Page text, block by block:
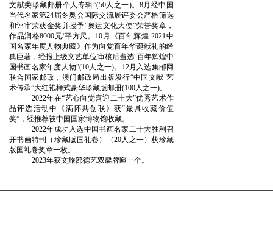
文献类珍藏邮册个人专辑”(50人之一)。8月经中国
当代名家第24届冬奥会国际交流展评委会严格筛选
和评审荣获金奖并授予“奥运文化大使”荣誉奖章，
作品润格8000元/平方尺。10月《百年辉煌-2021中
国名家年度人物典藏》作为向党百年华诞献礼的经
典巨著，经报上级文艺单位审核后当选“百年辉煌中
国书画名家年度人物”(10人之一)。12月入选集邮网
联合国家邮政，澳门邮政局出版发行“中国文献·艺
术传承”大红袍样式豪华珍藏版邮册(100人之一)。
2022年在“艺心向党喜迎二十大”优秀艺术作
品评选活动中《满怀共创联》获“最具收藏价值
奖”，经推荐被中国国家博物馆收藏。
2022年成功入选中国书画名家二十大胜利召
开书画特刊（珍藏版国礼卷）（20人之一）获珍藏
版国礼卷奖章一枚。
2023年获文旅部德艺双馨牌匾一个。